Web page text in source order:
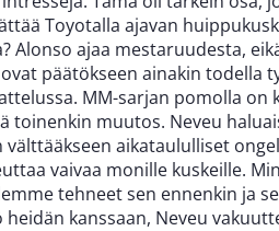
Toyotalla ajavan
Alonso ajaa mestaruudesta,
päätökseen ainakin todella
MM-sarjan pomolla on
toinenkin muutos. Neveu
välttääkseen aikataululliset
vaivaa monille kuskeille.
tehneet sen ennenkin ja
kanssaan, Neveu